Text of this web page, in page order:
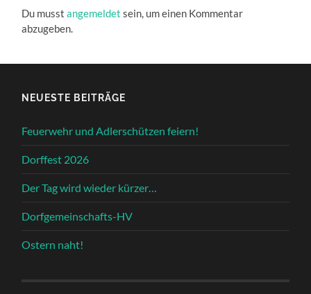
Du musstangemeldet sein, um einen Kommentar
abzugeben.
NEUESTE BEITRÄGE
Feuerwehr und Adlerschützen feiern!
Dorffest 2026
Der Tag wird wieder kürzer…
Dorfgemeinschafts-HV
Ostern naht!